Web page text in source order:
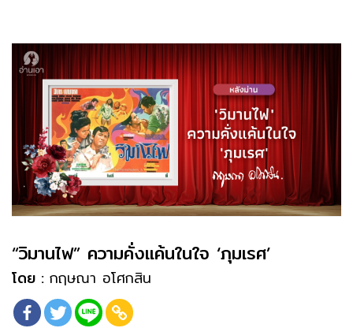
“วิมานไฟ” ความคั่งแค้นในใจ ‘ภุมเรศ’
โดย : กฤษณา อโศกสิน